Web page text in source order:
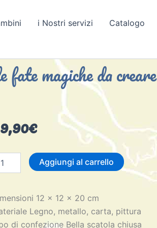
i Nostri servizi Catalogo
fate magiche da creare
€
Aggiungi al carrello
12 x 12 x 20 cm
Legno, metallo, carta, pittura
di confezione Bella scatola chiusa